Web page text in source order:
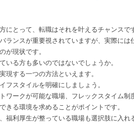
にとって、転職はそれを叶えるチャンスで
ランスが重要視されていますが、実際には
が現状です。
いる方も多いのではないでしょうか。
現する一つの方法といえます。
フスタイルを明確にしましょう。
ワークが可能な職場、フレックスタイム制
きる環境を求めることがポイントです。
福利厚生が整っている職場も選択肢に入れ